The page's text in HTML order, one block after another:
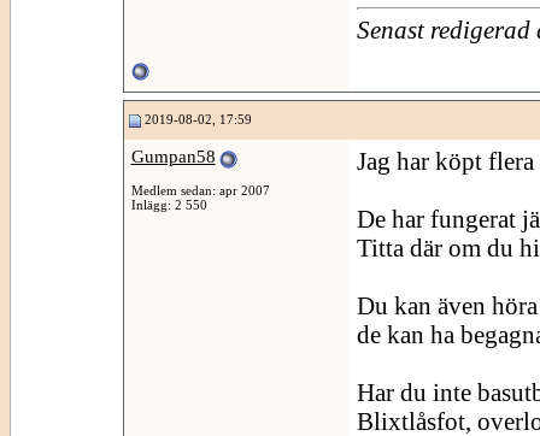
Senast
2019-08-02, 17:59
Gumpan58
Medlem sedan: apr 2007
Inlägg: 2 550
Jag har köpt
De har fungerat
Titta där om du
Du kan även
de kan ha
Har du inte
Blixtlåsfot,